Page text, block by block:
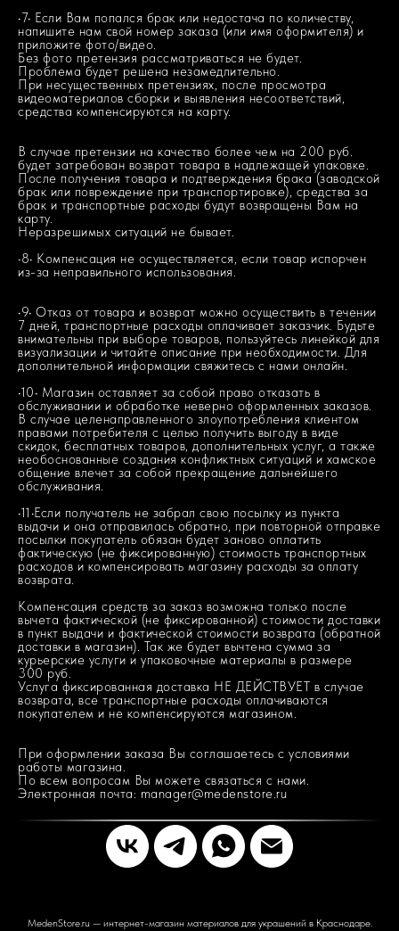
•7• Если Вам попался брак или недостача по количеству,
напишите нам свой номер заказа (или имя оформителя) и
приложите фото/видео.
Без фото претензия рассматриваться не будет.
Проблема будет решена незамедлительно.
При несущественных претензиях, после просмотра
видеоматериалов сборки и выявления несоответствий,
средства компенсируются на карту.
В случае претензии на качество более чем на 200 руб.
будет затребован возврат товара в надлежащей упаковке.
После получения товара и подтверждения брака (заводской
брак или повреждение при транспортировке), средства за
брак и транспортные расходы будут возвращены Вам на
карту.
Неразрешимых ситуаций не бывает.
•8• Компенсация не осуществляется, если товар испорчен
из-за неправильного использования.
•9• Отказ от товара и возврат можно осуществить в течении
7 дней, транспортные расходы оплачивает заказчик. Будьте
внимательны при выборе товаров, пользуйтесь линейкой для
визуализации и читайте описание при необходимости. Для
дополнительной информации свяжитесь с нами онлайн.
•10• Магазин оставляет за собой право отказать в
обслуживании и обработке неверно оформленных заказов.
В случае целенаправленного злоупотребления клиентом
правами потребителя с целью получить выгоду в виде
скидок, бесплатных товаров, дополнительных услуг, а также
необоснованные создания конфликтных ситуаций и хамское
общение влечет за собой прекращение дальнейшего
обслуживания.
•11•Если получатель не забрал свою посылку из пункта
выдачи и она отправилась обратно, при повторной отправке
посылки покупатель обязан будет заново оплатить
фактическую (не фиксированную) стоимость транспортных
расходов и компенсировать магазину расходы за оплату
возврата.
Компенсация средств за заказ возможна только после
вычета фактической (не фиксированной) стоимости доставки
в пункт выдачи и фактической стоимости возврата (обратной
доставки в магазин). Так же будет вычтена сумма за
курьерские услуги и упаковочные материалы в размере
300 руб.
Услуга фиксированная доставка НЕ ДЕЙСТВУЕТ в случае
возврата, все транспортные расходы оплачиваются
покупателем и не компенсируются магазином.
При оформлении заказа Вы соглашаетесь с условиями
работы магазина.
По всем вопросам Вы можете связаться с нами.
Электронная почта: manager@medenstore.ru
MedenStore.ru — интернет-магазин материалов для украшений в Краснодаре.